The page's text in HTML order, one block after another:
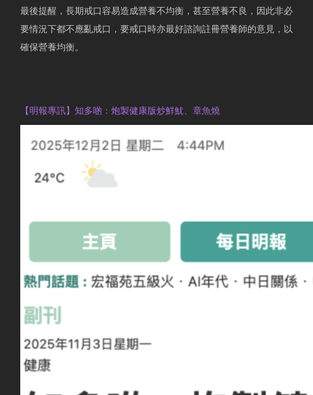
最後提醒，長期戒口容易造成營養不均衡，甚至營養不良，因此非必
要情況下都不應亂戒口，要戒口時亦最好諮詢註冊營養師的意見，以
確保營養均衡。
【明報專訊】知多啲：炮製健康版炒鮮魷、章魚燒